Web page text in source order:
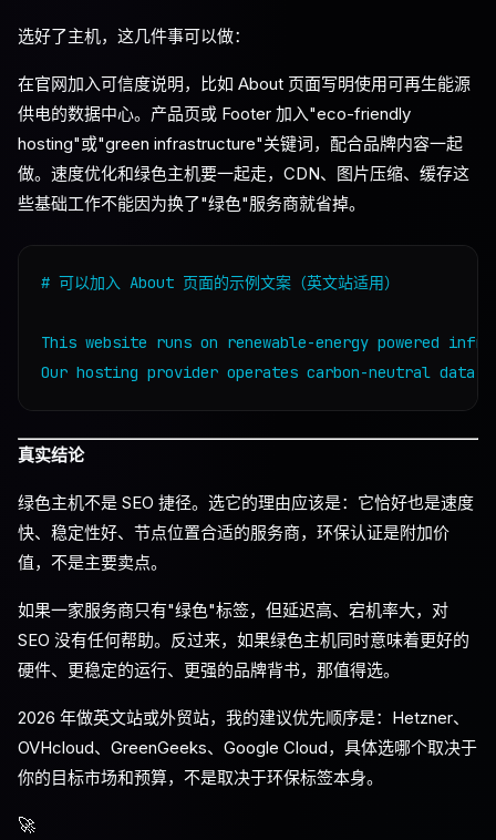
选好了主机，这几件事可以做：
在官网加入可信度说明，比如 About 页面写明使用可再生能源
供电的数据中心。产品页或 Footer 加入"eco-friendly
hosting"或"green infrastructure"关键词，配合品牌内容一起
做。速度优化和绿色主机要一起走，CDN、图片压缩、缓存这
些基础工作不能因为换了"绿色"服务商就省掉。
# 可以加入 About 页面的示例文案（英文站适用）
This website runs on renewable-energy powered
真实结论
绿色主机不是 SEO 捷径。选它的理由应该是：它恰好也是速度
快、稳定性好、节点位置合适的服务商，环保认证是附加价
值，不是主要卖点。
如果一家服务商只有"绿色"标签，但延迟高、宕机率大，对
SEO 没有任何帮助。反过来，如果绿色主机同时意味着更好的
硬件、更稳定的运行、更强的品牌背书，那值得选。
2026 年做英文站或外贸站，我的建议优先顺序是：Hetzner、
OVHcloud、GreenGeeks、Google Cloud，具体选哪个取决于
你的目标市场和预算，不是取决于环保标签本身。
🚀